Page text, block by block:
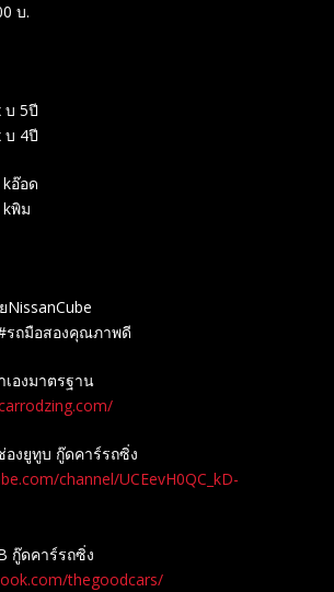
บ.
บ 5ปี
บ 4ปี
อ๊อด
kพิม
รถมือสองคุณภาพดี
เองมาตรฐาน
งยู​ทูบ​ กู๊ดคาร์รถซิ่ง
channel/UCEevH0QC_kD-
กู๊ดคาร์รถซิ่ง
thegoodcars/